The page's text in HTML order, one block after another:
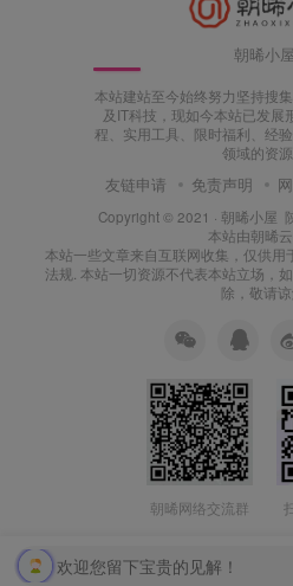
朝晞小屋
本站建站至今始终努力坚持搜
及IT科技，现如今本站已发展
程、实用工具、限时福利、经
领域的资源
友链申请 免责声明
Copyright © 2021 · 朝晞小屋
本站由朝晞云
本站一些文章来自互联网收集，仅供用
法规. 本站一切资源不代表本站立场，
除，敬请谅
朝晞网络交流群
欢迎您留下宝贵的见解！